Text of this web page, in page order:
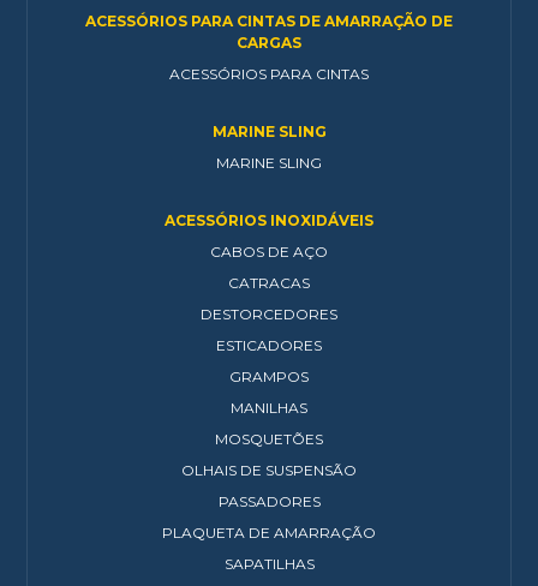
ACESSÓRIOS PARA CINTAS DE AMARRAÇÃO DE
CARGAS
ACESSÓRIOS PARA CINTAS
MARINE SLING
MARINE SLING
ACESSÓRIOS INOXIDÁVEIS
CABOS DE AÇO
CATRACAS
DESTORCEDORES
ESTICADORES
GRAMPOS
MANILHAS
MOSQUETÕES
OLHAIS DE SUSPENSÃO
PASSADORES
PLAQUETA DE AMARRAÇÃO
SAPATILHAS